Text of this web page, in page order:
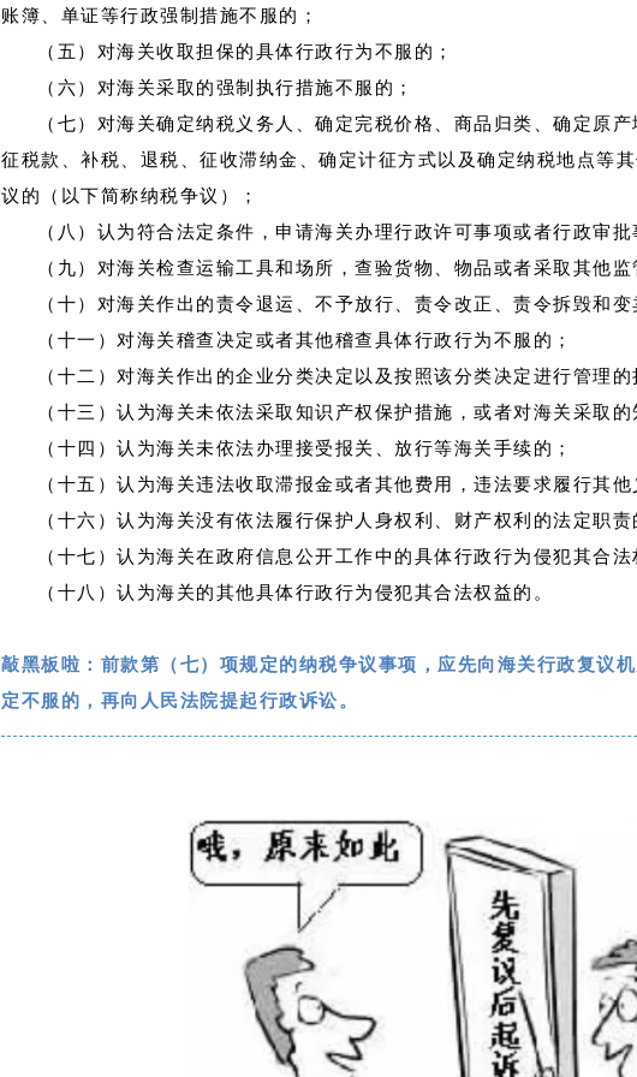
账簿、单证等行政强制措施不服的；
（五）对海关收取担保的具体行政行为不服的；
（六）对海关采取的强制执行措施不服的；
（七）对海关确定纳税义务人、确定完税价格、商品归类、确定原
征税款、补税、退税、征收滞纳金、确定计征方式以及确定纳税地点等
议的（以下简称纳税争议）；
（八）认为符合法定条件，申请海关办理行政许可事项或者行政审
（九）对海关检查运输工具和场所，查验货物、物品或者采取其他监
（十）对海关作出的责令退运、不予放行、责令改正、责令拆毁和变
（十一）对海关稽查决定或者其他稽查具体行政行为不服的；
（十二）对海关作出的企业分类决定以及按照该分类决定进行管理的
（十三）认为海关未依法采取知识产权保护措施，或者对海关采取
（十四）认为海关未依法办理接受报关、放行等海关手续的；
（十五）认为海关违法收取滞报金或者其他费用，违法要求履行其他
（十六）认为海关没有依法履行保护人身权利、财产权利的法定职责
（十七）认为海关在政府信息公开工作中的具体行政行为侵犯其合法
（十八）认为海关的其他具体行政行为侵犯其合法权益的。
敲黑板啦： 前款第（七）项规定的纳税争议事项，应先向海关行政复议
定不服的，再向人民法院提起行政诉讼。